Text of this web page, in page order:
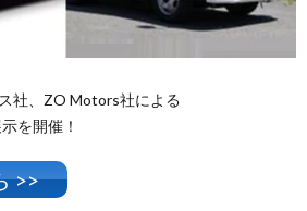
社、ZO Motors社による
を開催！
>>